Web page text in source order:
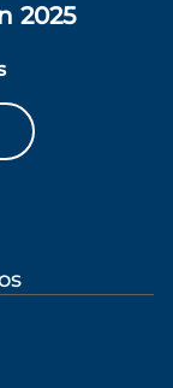
2025